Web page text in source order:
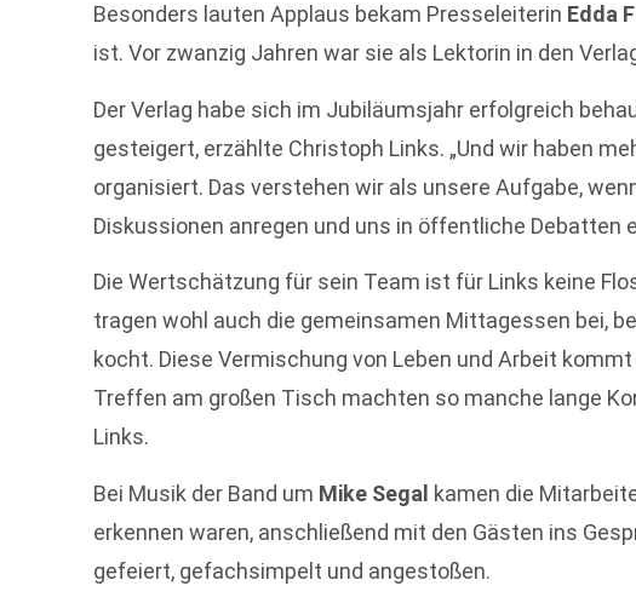
Besonders lauten Applaus bekam Presseleiterin Edda
ist. Vor zwanzig Jahren war sie als Lektorin in den
Der Verlag habe sich im Jubiläumsjahr erfolgreich
gesteigert, erzählte Christoph Links. „Und wir haben
organisiert. Das verstehen wir als unsere Aufgabe,
Diskussionen anregen und uns in öffentliche Debatten
Die Wertschätzung für sein Team ist für Links keine
tragen wohl auch die gemeinsamen Mittagessen bei,
kocht. Diese Vermischung von Leben und Arbeit
Treffen am großen Tisch machten so manche lange
Links.
Bei Musik der Band um Mike Segal kamen die
erkennen waren, anschließend mit den Gästen ins
gefeiert, gefachsimpelt und angestoßen.